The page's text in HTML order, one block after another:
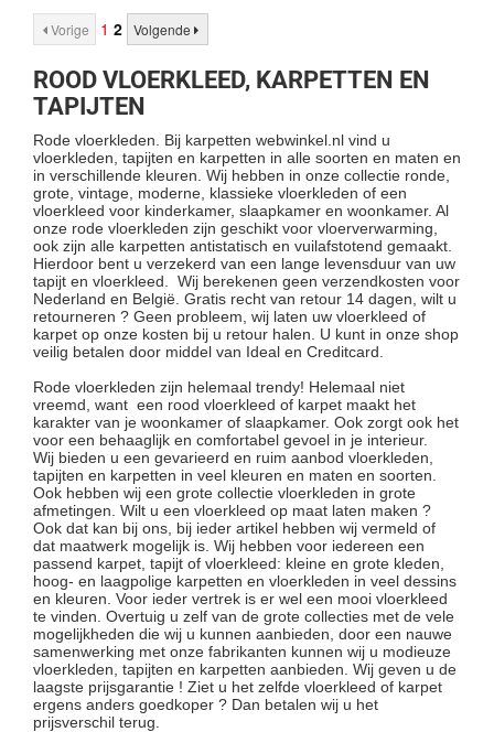
Vorige 1 2 Volgende
ROOD VLOERKLEED, KARPETTEN EN
TAPIJTEN
Rode vloerkleden. Bij karpetten webwinkel.nl vind u
vloerkleden, tapijten en karpetten in alle soorten en maten en
in verschillende kleuren. Wij hebben in onze collectie ronde,
grote, vintage, moderne, klassieke vloerkleden of een
vloerkleed voor kinderkamer, slaapkamer en woonkamer. Al
onze rode vloerkleden zijn geschikt voor vloerverwarming,
ook zijn alle karpetten antistatisch en vuilafstotend gemaakt.
Hierdoor bent u verzekerd van een lange levensduur van uw
tapijt en vloerkleed. Wij berekenen geen verzendkosten voor
Nederland en België. Gratis recht van retour 14 dagen, wilt u
retourneren ? Geen probleem, wij laten uw vloerkleed of
karpet op onze kosten bij u retour halen. U kunt in onze shop
veilig betalen door middel van Ideal en Creditcard.
Rode vloerkleden zijn helemaal trendy! Helemaal niet
vreemd, want een rood vloerkleed of karpet maakt het
karakter van je woonkamer of slaapkamer. Ook zorgt ook het
voor een behaaglijk en comfortabel gevoel in je interieur.
Wij bieden u een gevarieerd en ruim aanbod vloerkleden,
tapijten en karpetten in veel kleuren en maten en soorten.
Ook hebben wij een grote collectie vloerkleden in grote
afmetingen. Wilt u een vloerkleed op maat laten maken ?
Ook dat kan bij ons, bij ieder artikel hebben wij vermeld of
dat maatwerk mogelijk is. Wij hebben voor iedereen een
passend karpet, tapijt of vloerkleed: kleine en grote kleden,
hoog- en laagpolige karpetten en vloerkleden in veel dessins
en kleuren. Voor ieder vertrek is er wel een mooi vloerkleed
te vinden. Overtuig u zelf van de grote collecties met de vele
mogelijkheden die wij u kunnen aanbieden, door een nauwe
samenwerking met onze fabrikanten kunnen wij u modieuze
vloerkleden, tapijten en karpetten aanbieden. Wij geven u de
laagste prijsgarantie ! Ziet u het zelfde vloerkleed of karpet
ergens anders goedkoper ? Dan betalen wij u het
prijsverschil terug.